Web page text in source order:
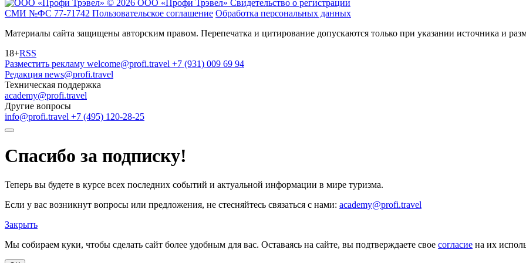
© 2026 ООО «Профи Трэвeл» Свидетельство о регистрации
СМИ №ФС 77-71742 Пользовательское соглашение Обработка персональных данных
Материалы сайта защищены авторским правом. Перепечатка и цитирование допускаются только при указании источника и
18+RSS
Разместить рекламу welcome@profi.travel +7 (931) 009 69 94
Редакция news@profi.travel
Техническая поддержка
academy@profi.travel
Другие вопросы
info@profi.travel +7 (495) 120-28-25
Спасибо за подписку!
Теперь вы будете в курсе всех последних событий и актуальной информации в мире туризма.
Если у вас возникнут вопросы или предложения, не стесняйтесь связаться с нами: academy@profi.travel
Закрыть
Мы собираем куки, чтобы сделать сайт более удобным для вас. Оставаясь на сайте, вы подтверждаете свое согласие на их